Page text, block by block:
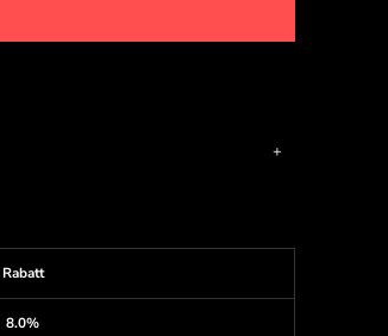
Rabatt
8.0%